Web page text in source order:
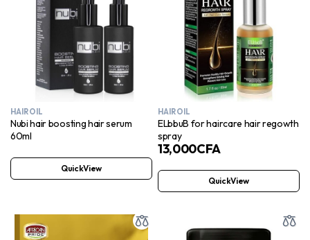
HAIR OIL
Nubi hair boosting hair serum
60ml
QuickView
HAIR OIL
ELbbuB for haircare hair regowth
spray
13,000CFA
QuickView